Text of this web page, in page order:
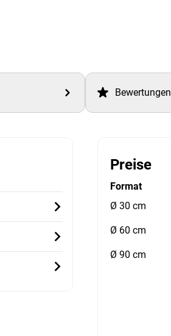
Bewertungen
Preise
Format
Ø 30 cm
Ø 60 cm
Ø 90 cm